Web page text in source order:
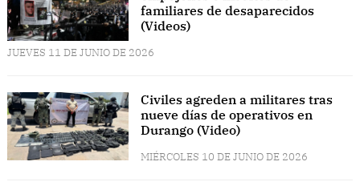
familiares de desaparecidos
(Videos)
JUEVES 11 DE JUNIO DE 2026
Civiles agreden a militares tras
nueve días de operativos en
Durango (Video)
MIÉRCOLES 10 DE JUNIO DE 2026